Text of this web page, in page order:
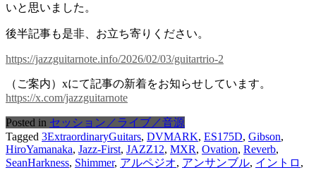
いと思いました。
後半記事も是非、お立ち寄りください。
https://jazzguitarnote.info/2026/02/03/guitartrio-2
（ご案内）xにて記事の新着をお知らせしています。
https://x.com/jazzguitarnote
Posted in セッション／ライブ／音源
Tagged 3ExtraordinaryGuitars, DVMARK, ES175D, Gibson,
HiroYamanaka, Jazz-First, JAZZ12, MXR, Ovation, Reverb,
SeanHarkness, Shimmer, アルペジオ, アンサンブル, イントロ ,